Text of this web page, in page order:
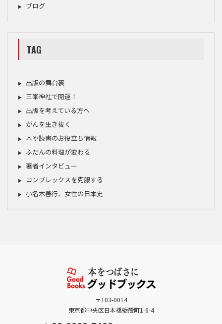
ブログ
TAG
出版の舞台裏
三峯神社で開運！
出版を考えている方へ
がんを生き抜く
本や読書のお役立ち情報
ふだんの料理が変わる
著者インタビュー
コンプレックスを克服する
小名木善行、女性の日本史
〒103-0014
東京都中央区日本橋蛎殻町1-6-4